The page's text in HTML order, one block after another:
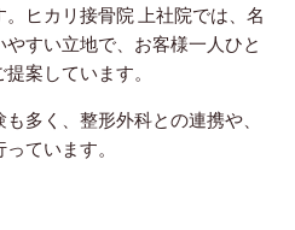
ヒカリ接骨院 上社院では、名
すい立地で、お客様一人ひと
案しています。
多く、整形外科との連携や、
ています。